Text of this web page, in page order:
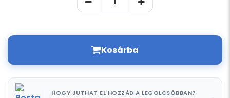
Kosárba
HOGY JUTHAT EL HOZZÁD A LEGOLCSÓBBAN?